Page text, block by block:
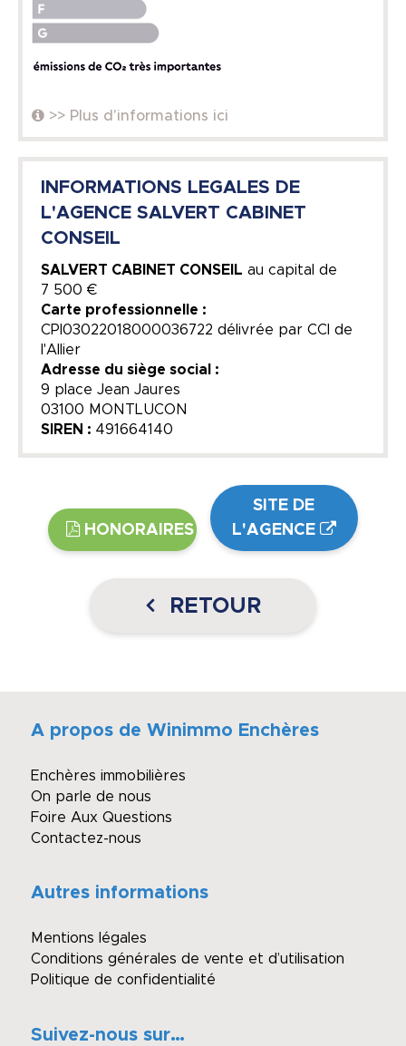
>> Plus d'informations ici
INFORMATIONS LEGALES DE
L'AGENCE SALVERT CABINET
CONSEIL
SALVERT CABINET CONSEIL au capital de
7 500 €
Carte professionnelle :
CPI03022018000036722 délivrée par CCI de
l'Allier
Adresse du siège social :
9 place Jean Jaures
03100 MONTLUCON
SIREN : 491664140
HONORAIRES
SITE DE
L'AGENCE
RETOUR
A propos de Winimmo Enchères
Enchères immobilières
On parle de nous
Foire Aux Questions
Contactez-nous
Autres informations
Mentions légales
Conditions générales de vente et d’utilisation
Politique de confidentialité
Suivez-nous sur…